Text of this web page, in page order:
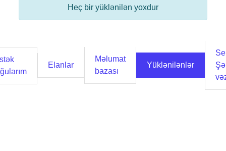
Heç bir yüklənilən yoxdur
Elanlar
Məlumat
bazası
Yüklənilənlər